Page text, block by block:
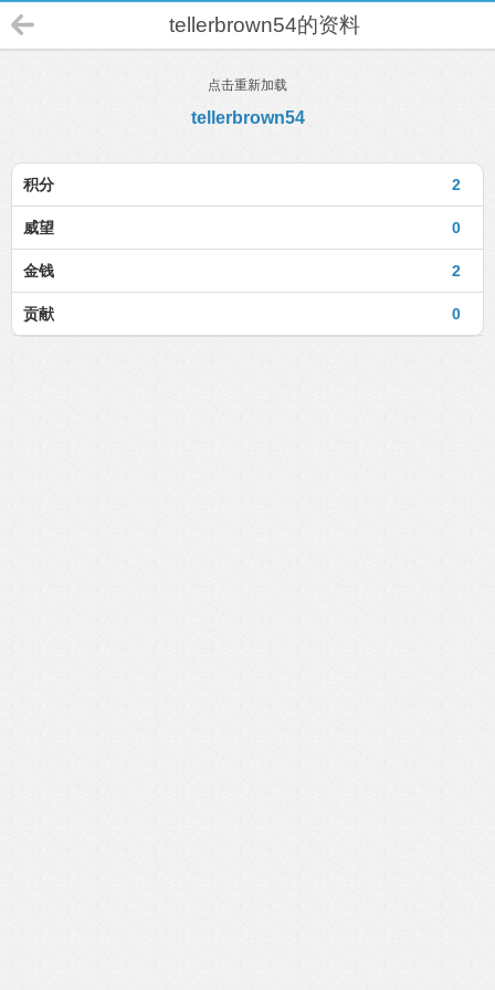
tellerbrown54的资料
点击重新加载
tellerbrown54
2
积分
0
威望
2
金钱
0
贡献